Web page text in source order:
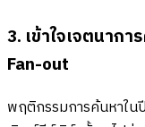
3. เข้าใจเจตนาก
Fan-out
พฤติกรรมการค้นหาใน